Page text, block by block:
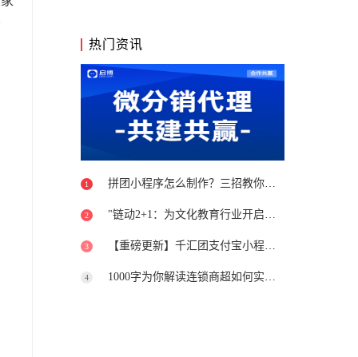
热门资讯
1 拼团小程序怎么制作？三招教你避开坑
2 "链动2+1：为文化教育行业开启新篇章"
3 【重磅更新】千汇团支付宝小程序上线
4 1000字为你解读连锁商超如何实现转型升级